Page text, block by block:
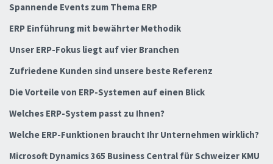
Spannende Events zum Thema ERP
ERP Einführung mit bewährter Methodik
Unser ERP-Fokus liegt auf vier Branchen
Zufriedene Kunden sind unsere beste Referenz
Die Vorteile von ERP-Systemen auf einen Blick
Welches ERP-System passt zu Ihnen?
Welche ERP-Funktionen braucht Ihr Unternehmen wirklich?
Microsoft Dynamics 365 Business Central für Schweizer KMU